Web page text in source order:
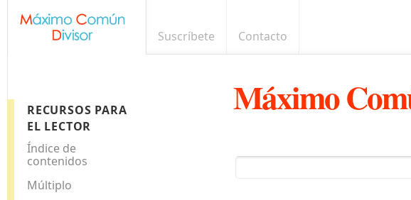
Suscríbete Contacto
RECURSOS PARA
EL LECTOR
Índice de
contenidos
Múltiplo
Máximo